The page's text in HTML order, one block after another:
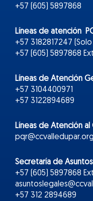
+57 (605) 5897868
Líneas de atención
+57 3182817247
+57 (605) 5897868
Líneas de Atención
+57 3104400971
+57 3122894689
Líneas de Atención al
Secretaría de
+57 (605) 5897868
+57 312 2894689